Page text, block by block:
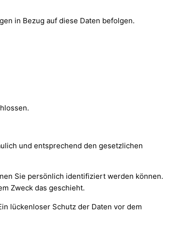
in Bezug auf diese Daten befolgen.
und entsprechend den gesetzlichen
Sie persönlich identifiziert werden können.
Zweck das geschieht.
lückenloser Schutz der Daten vor dem